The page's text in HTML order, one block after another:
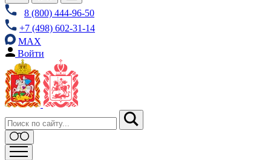
8 (800) 444-96-50
+7 (498) 602-31-14
MAX
Войти